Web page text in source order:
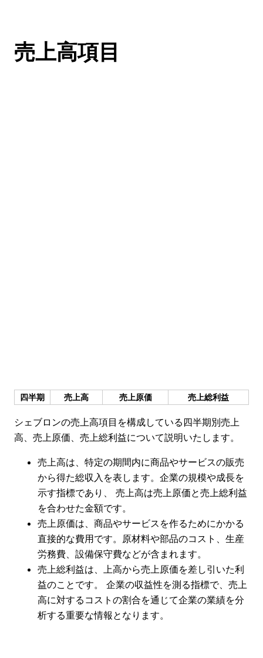
売上高項目
四半期 売上高 売上原価 売上総利益
シェブロンの売上高項目を構成している四半期別売上
高、売上原価、売上総利益について説明いたします。
売上高は、特定の期間内に商品やサービスの販売
から得た総収入を表します。企業の規模や成長を
示す指標であり、 売上高は売上原価と売上総利益
を合わせた金額です。
売上原価は、商品やサービスを作るためにかかる
直接的な費用です。原材料や部品のコスト、生産
労務費、設備保守費などが含まれます。
売上総利益は、上高から売上原価を差し引いた利
益のことです。 企業の収益性を測る指標で、売上
高に対するコストの割合を通じて企業の業績を分
析する重要な情報となります。